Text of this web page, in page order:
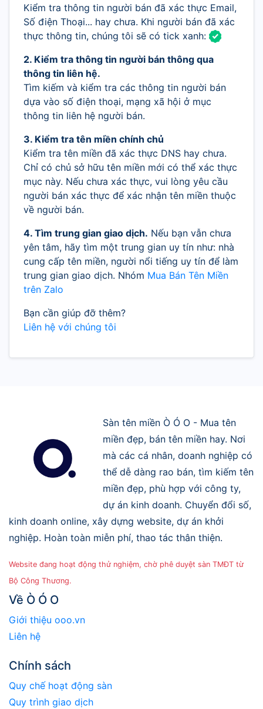
Kiểm tra thông tin người bán đã xác thực Email,
Số điện Thoại... hay chưa. Khi người bán đã xác
thực thông tin, chúng tôi sẽ có tick xanh:
2. Kiểm tra thông tin người bán thông qua
thông tin liên hệ.
Tìm kiếm và kiểm tra các thông tin người bán
dựa vào số điện thoại, mạng xã hội ở mục
thông tin liên hệ người bán.
3. Kiểm tra tên miền chính chủ
Kiểm tra tên miền đã xác thực DNS hay chưa.
Chỉ có chủ sở hữu tên miền mới có thể xác thực
mục này. Nếu chưa xác thực, vui lòng yêu cầu
người bán xác thực để xác nhận tên miền thuộc
về người bán.
4. Tìm trung gian giao dịch. Nếu bạn vẫn chưa
yên tâm, hãy tìm một trung gian uy tín như: nhà
cung cấp tên miền, người nổi tiếng uy tín để làm
trung gian giao dịch. Nhóm Mua Bán Tên Miền
trên Zalo
Bạn cần giúp đỡ thêm?
Liên hệ với chúng tôi
Sàn tên miền Ò Ó O - Mua tên
miền đẹp, bán tên miền hay. Nơi
mà các cá nhân, doanh nghiệp có
thể dễ dàng rao bán, tìm kiếm tên
miền đẹp, phù hợp với công ty,
dự án kinh doanh. Chuyển đổi số,
kinh doanh online, xây dựng website, dự án khởi
nghiệp. Hoàn toàn miễn phí, thao tác thân thiện.
Website đang hoạt động thử nghiệm, chờ phê duyệt sàn TMĐT từ
Bộ Công Thương.
Về Ò Ó O
Giới thiệu ooo.vn
Liên hệ
Chính sách
Quy chế hoạt động sàn
Quy trình giao dịch